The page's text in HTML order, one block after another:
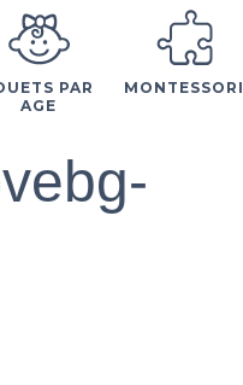
PAR
AGE
MONTESSORI